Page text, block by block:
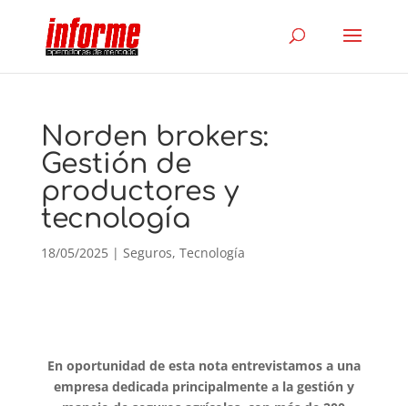
Norden brokers:
Gestión de
productores y
tecnología
18/05/2025| Seguros, Tecnología
En oportunidad de esta nota entrevistamos a una
empresa dedicada principalmente a la gestión y